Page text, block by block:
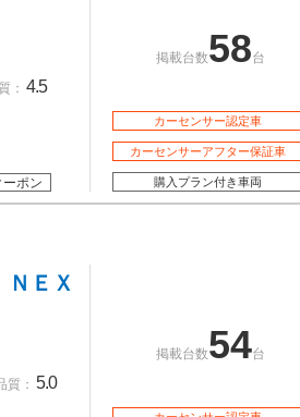
： 4.5
ーポン
掲載台数58台
カーセンサー認定車
カーセンサーアフター保証車
購入プラン付き車両
ＥＸ
質： 5.0
掲載台数54台